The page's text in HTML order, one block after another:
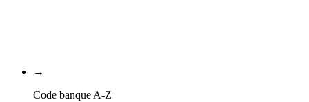
→
Code banque A-Z